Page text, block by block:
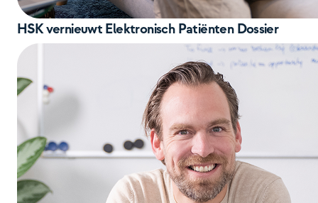
HSK vernieuwt Elektronisch Patiënten Dossier